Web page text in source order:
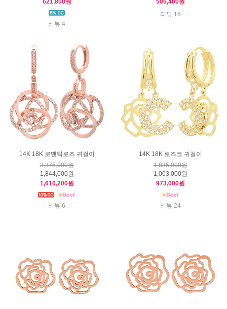
621,800원
리뷰 4
505,400원
리뷰 16
14K 18K 로맨틱로즈 귀걸이
3,375,000원
1,844,000원
1,610,200원
리뷰 6
14K 18K 로즈코 귀걸이
1,835,000원
1,003,000원
973,000원
리뷰 24